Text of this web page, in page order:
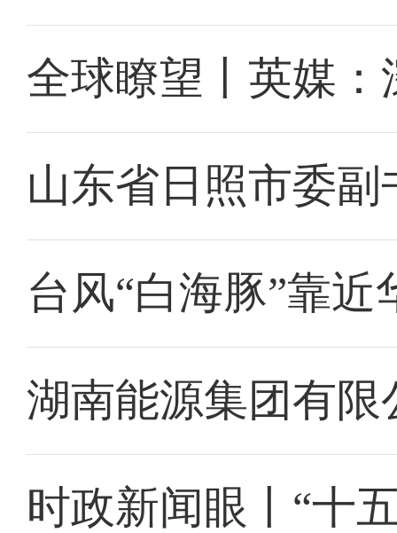
全球瞭望丨英媒
山东省日照市委
台风“白海豚”靠近
湖南能源集团有
时政新闻眼丨“十